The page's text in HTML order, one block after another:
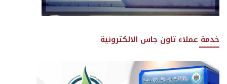
خدمة عملاء تاون جاس الالكترونية